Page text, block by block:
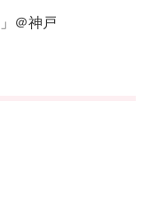
」＠神戸